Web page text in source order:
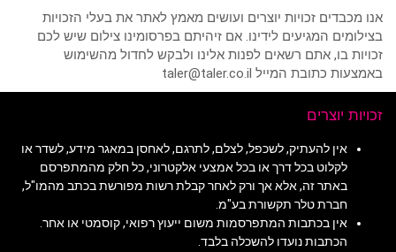
אנו מכבדים זכויות יוצרים ועושים מאמץ לאתר את בעלי הזכויות
בצילומים המגיעים לידינו. אם זיהיתם בפרסומינו צילום שיש לכם
זכויות בו, אתם רשאים לפנות אלינו ולבקש לחדול מהשימוש
באמצעות כתובת המייל taler@taler.co.il
זכויות יוצרים
אין להעתיק, לשכפל, לצלם, לתרגם, לאחסן במאגר מידע, לשדר או
לקלוט בכל דרך או בכל אמצעי אלקטרוני, כל חלק מהמתפרסם
באתר זה, אלא אך ורק לאחר קבלת רשות מפורשת בכתב מהמו"ל,
חברת טלר תקשורת בע"מ.
אין בכתבות המתפרסמות משום ייעוץ רפואי, קוסמטי או אחר.
הכתבות נועדו להשכלה בלבד.